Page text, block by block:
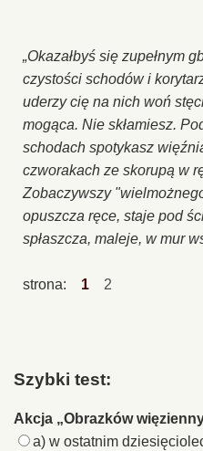
„Okazałbyś się zupełnym
czystości schodów i
uderzy cię na nich woń
mogąca. Nie skłamiesz.
schodach spotykasz
czworakach ze skorupą w
Zobaczywszy
opuszcza ręce, staje pod
spłaszcza, maleje, w mur
strona: 1 2
Szybki test:
Akcja „Obrazków
a) w ostatnim